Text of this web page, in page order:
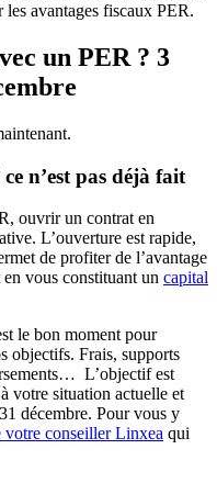
avantages fiscaux PER.
un PER ? 3
n’est pas déjà fait
ouvrir un contrat en
L’ouverture est rapide,
de profiter de l’avantage
vous constituant un capital
le bon moment pour
objectifs. Frais, supports
L’objectif est
votre situation actuelle et
décembre. Pour vous y
votre conseiller Linxea qui